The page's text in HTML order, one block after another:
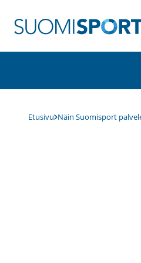
sisältöön
Etusivu Näin Suomisport